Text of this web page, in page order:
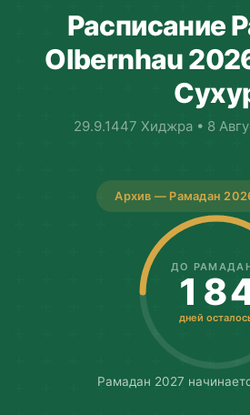
Расписание
Olbernhau
29.9.1447 Хиджра • 8
Архив — Рамадан
ДО
дней
Рамадан 2027